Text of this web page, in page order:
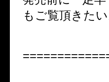
もご覧頂きたい